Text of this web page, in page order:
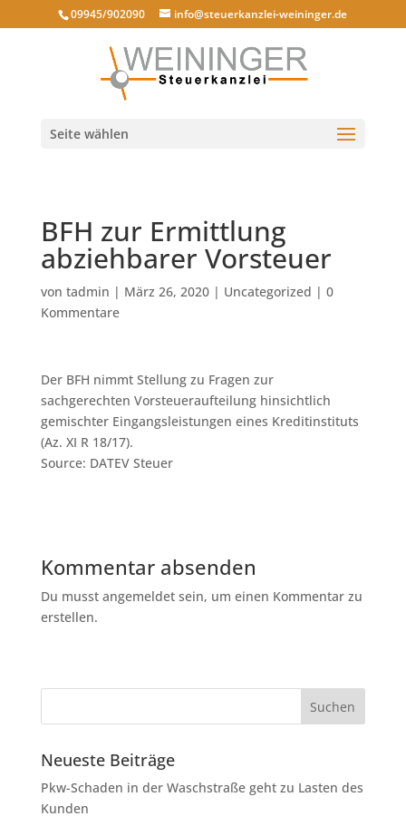
09945/902090 info@steuerkanzlei-weininger.de
Seite wählen
BFH zur Ermittlung
abziehbarer Vorsteuer
von tadmin | März 26, 2020| Uncategorized | 0
Kommentare
Der BFH nimmt Stellung zu Fragen zur
sachgerechten Vorsteueraufteilung hinsichtlich
gemischter Eingangsleistungen eines Kreditinstituts
(Az. XI R 18/17).
Source: DATEV Steuer
Kommentar absenden
Du musst angemeldet sein, um einen Kommentar zu
erstellen.
Neueste Beiträge
Pkw-Schaden in der Waschstraße geht zu Lasten des
Kunden